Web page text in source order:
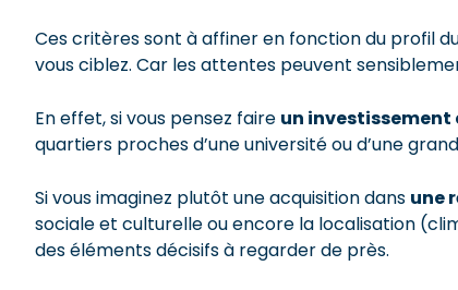
Ces critères sont à affiner en fonction du profil
vous ciblez. Car les attentes peuvent
En effet, si vous pensez faire un
quartiers proches d’une université ou d’une
Si vous imaginez plutôt une acquisition dans une
sociale et culturelle ou encore la localisation
des éléments décisifs à regarder de près.